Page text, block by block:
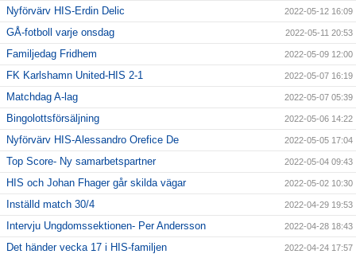
Nyförvärv HIS-Erdin Delic 2022-05-12 16:09
GÅ-fotboll varje onsdag 2022-05-11 20:53
Familjedag Fridhem 2022-05-09 12:00
FK Karlshamn United-HIS 2-1 2022-05-07 16:19
Matchdag A-lag 2022-05-07 05:39
Bingolottsförsäljning 2022-05-06 14:22
Nyförvärv HIS-Alessandro Orefice De 2022-05-05 17:04
Top Score- Ny samarbetspartner 2022-05-04 09:43
HIS och Johan Fhager går skilda vägar 2022-05-02 10:30
Inställd match 30/4 2022-04-29 19:53
Intervju Ungdomssektionen- Per Andersson 2022-04-28 18:43
Det händer vecka 17 i HIS-familjen 2022-04-24 17:57